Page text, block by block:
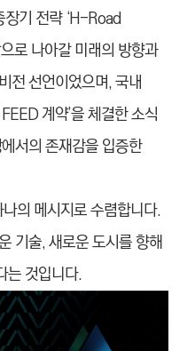
기 전략 ‘H-Road
로 나아갈 미래의 방향과
전 선언이었으며, 국내
계약’을 체결한 소식
서의 존재감을 입증한
의 메시지로 수렴합니다.
기술, 새로운 도시를 향해
는 것입니다.